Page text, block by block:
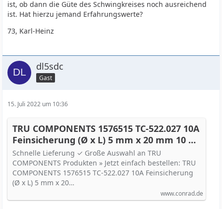
ist, ob dann die Güte des Schwingkreises noch ausreichend
ist. Hat hierzu jemand Erfahrungswerte?
73, Karl-Heinz
dl5sdc
Gast
15. Juli 2022 um 10:36
TRU COMPONENTS 1576515 TC-522.027 10A
Feinsicherung (Ø x L) 5 mm x 20 mm 10 A
250 V Träge -T- Inhalt 1 St. kaufen
Schnelle Lieferung ✓ Große Auswahl an TRU
COMPONENTS Produkten » Jetzt einfach bestellen: TRU
COMPONENTS 1576515 TC-522.027 10A Feinsicherung
(Ø x L) 5 mm x 20…
www.conrad.de